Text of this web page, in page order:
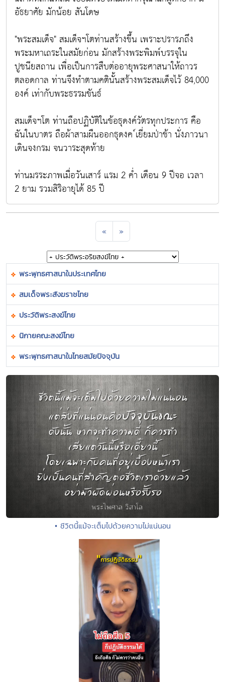
อัธยาศัย มักน้อย สันโดษ
"พระสมเด็จ" สมเด็จฯโตท่านสร้างขึ้น เพราะปรารภถึง
พระมหาเถระในสมัยก่อน มักสร้างพระพิมพ์บรรจุใน
ปูชนียสถาน เพื่อเป็นการสืบต่ออายุพระศาสนาให้ถาวร
ตลอดกาล ท่านจึงทำตามคตินั้นสร้างพระสมเด็จไว้ 84,000
องค์ เท่ากับพระธรรมขันธ์
สมเด็จฯโต ท่านถือปฏิบัติในข้อธุดงค์วัตรทุกประการ คือ
ฉันในบาตร ถือผ้าสามผืนออกธุดงค ์เยี่ยมป่าช้า นั่งภาวนา
เดินจงกรม จนวาระสุดท้าย
ท่านมรระภาพเมื่อวันเสาร์ แรม 2 ค่ำ เดือน 9 ปีจอ เวลา
2 ยาม รวมสิริอายุได้ 85 ปี
« »
พระพุทธศาสนาในประเทศไทย
สมเด็จพระสังฆราชไทย
ประวัติพระสงฆ์ไทย
นิกายคณะสงฆ์ไทย
พระพุทธศาสนาในไทยสมัยปัจจุบัน
• ชีวิตนี้แม้จะเต็มไปด้วยความไม่แน่นอน